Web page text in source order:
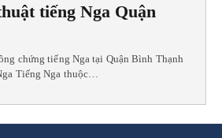
tiếng Nga Quận
chứng tiếng Nga tại Quận Bình Thạnh
Tiếng Nga thuộc…